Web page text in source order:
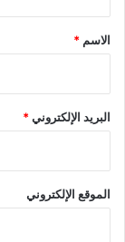
*
الاسم *
البريد الإلكتروني*
الموقع الإلكتروني